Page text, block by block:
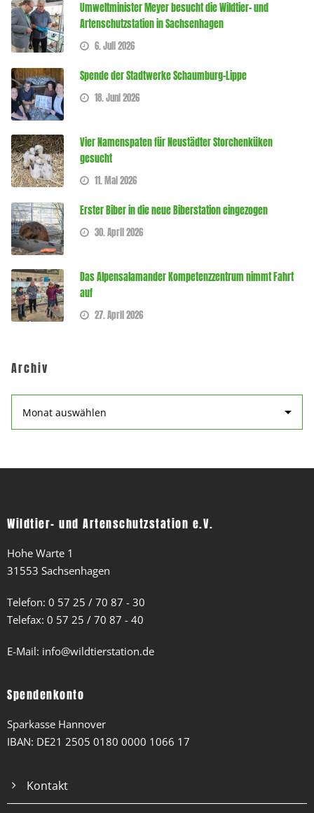
Umweltminister Meyer besucht die Wildtier- und
Artenschutzstation in Sachsenhagen
6. Juli 2026
Spende der Stadtwerke Schaumburg-Lippe
18. Juni 2026
Vier Namenspaten für Neustädter Storchenküken
gesucht
11. Mai 2026
Erster Biber in die neue Biberstation eingezogen
30. April 2026
Das Alpensalamander Kompetenzzentrum nimmt Fahrt
auf
27. April 2026
Archiv
Wildtier- und Artenschutzstation e.V.
Hohe Warte 1
31553 Sachsenhagen
Telefon: 0 57 25 / 70 87 - 30
Telefax: 0 57 25 / 70 87 - 40
E-Mail: info@wildtierstation.de
Spendenkonto
Sparkasse Hannover
IBAN: DE21 2505 0180 0000 1066 17
Kontakt